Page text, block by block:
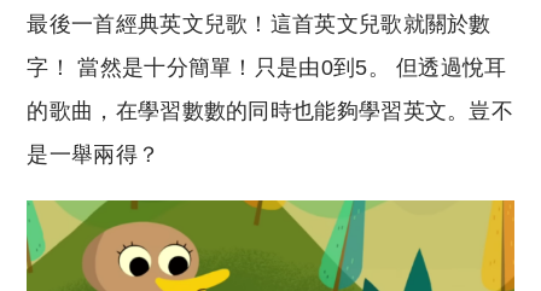
最後一首經典英文兒歌！這首英文兒歌就關於數
字！ 當然是十分簡單！只是由0到5。 但透過悅耳
的歌曲，在學習數數的同時也能夠學習英文。豈不
是一舉兩得？